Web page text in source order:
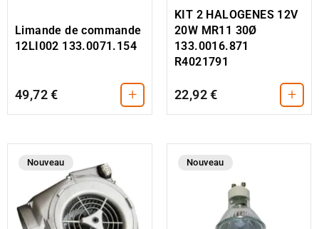
Limande de commande
12LI002 133.0071.154
49,72 € +
KIT 2 HALOGENES 12V
20W MR11 30Ø
133.0016.871
R4021791
22,92 € +
Nouveau Nouveau